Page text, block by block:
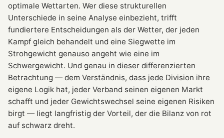
optimale Wettarten. Wer diese strukturellen
Unterschiede in seine Analyse einbezieht, trifft
fundiertere Entscheidungen als der Wetter, der jeden
Kampf gleich behandelt und eine Siegwette im
Strohgewicht genauso angeht wie eine im
Schwergewicht. Und genau in dieser differenzierten
Betrachtung — dem Verständnis, dass jede Division ihre
eigene Logik hat, jeder Verband seinen eigenen Markt
schafft und jeder Gewichtswechsel seine eigenen Risiken
birgt — liegt langfristig der Vorteil, der die Bilanz von rot
auf schwarz dreht.